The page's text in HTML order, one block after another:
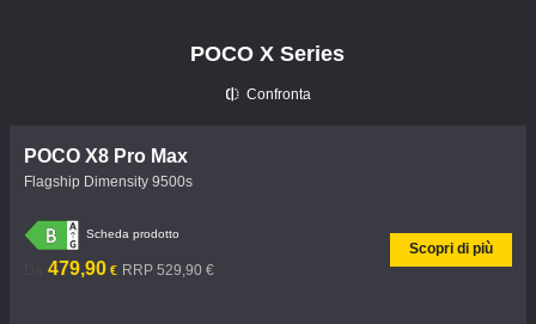
POCO X Series
Confronta
POCO X8 Pro Max
Flagship Dimensity 9500s
Scheda prodotto
479,90 €
Current Price €479.9RRP 529,90 €
Prezzo promozionale 529,90 €
Scopri di più